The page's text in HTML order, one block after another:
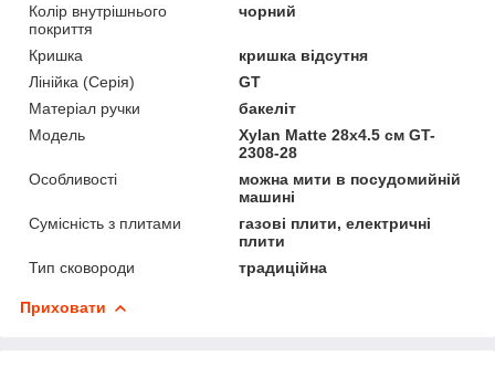
Колір внутрішнього
покриття
чорний
Кришка
кришка відсутня
Лінійка (Серія)
GT
Матеріал ручки
бакеліт
Мoдель
Xylan Matte 28x4.5 cм GT-
2308-28
Особливості
можна мити в посудомийній
машині
Сумісність з плитами
газові плити, електричні
плити
Тип сковороди
традиційна
Приховати